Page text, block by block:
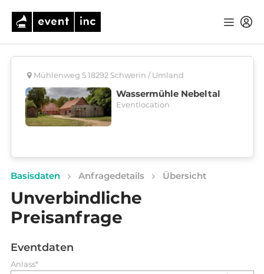
Mühlenweg 5 18292 Schwerin / Umland
Wassermühle Nebeltal
Eventlocation
Basisdaten Anfragedetails Übersicht
Unverbindliche
Preisanfrage
Eventdaten
Anlass*